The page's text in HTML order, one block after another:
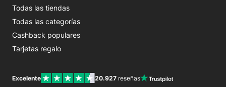
Todas las tiendas
Todas las categorías
Cashback populares
Tarjetas regalo
Excelente 20.927 reseñas